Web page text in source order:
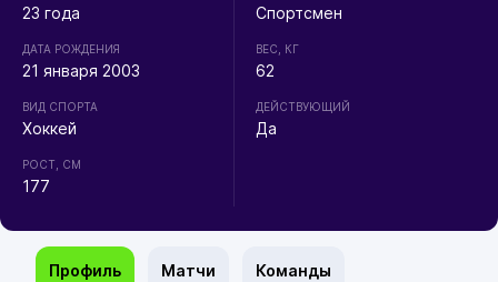
23 года
ДАТА РОЖДЕНИЯ
21 января 2003
ВИД СПОРТА
Хоккей
РОСТ, СМ
177
Спортсмен
ВЕС, КГ
62
ДЕЙСТВУЮЩИЙ
Да
Профиль Матчи Команды